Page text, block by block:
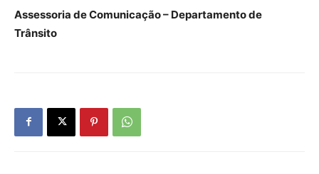
Assessoria de Comunicação – Departamento de
Trânsito